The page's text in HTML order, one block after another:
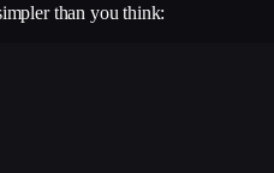
than you think: